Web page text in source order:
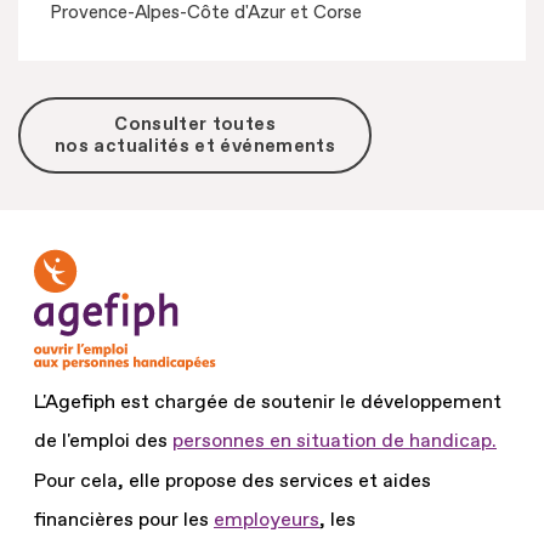
Provence-Alpes-Côte d'Azur et Corse
Consulter toutes
nos actualités et événements
L'Agefiph est chargée de soutenir le développement
de l'emploi des personnes en situation de handicap.
Pour cela, elle propose des services et aides
financières pour les employeurs, les